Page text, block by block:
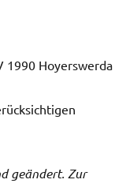
1990 Hoyerswerda
geändert. Zur